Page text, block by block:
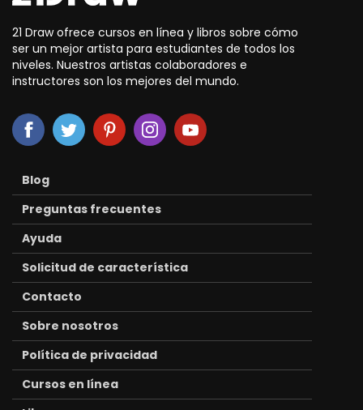
21 Draw ofrece cursos en línea y libros sobre cómo
ser un mejor artista para estudiantes de todos los
niveles. Nuestros artistas colaboradores e
instructores son los mejores del mundo.
Blog
Preguntas frecuentes
Ayuda
Solicitud de característica
Contacto
Sobre nosotros
Política de privacidad
Cursos en línea